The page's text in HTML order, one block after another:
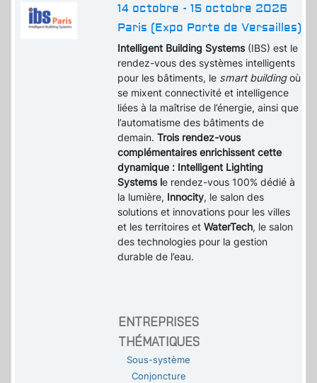
14 octobre - 15 octobre 2026
Paris (Expo Porte de Versailles)
Intelligent Building Systems(IBS) est le
rendez-vous des systèmes intelligents
pour les bâtiments, le smart buildingoù
se mixent connectivité et intelligence
liées à la maîtrise de l’énergie, ainsi que
l’automatisme des bâtiments de
demain.Trois rendez-vous
complémentaires enrichissent cette
dynamique : Intelligent Lighting
Systems le rendez-vous 100% dédié à
la lumière, Innocity, le salon des
solutions et innovations pour les villes
et les territoires etWaterTech, le salon
des technologies pour la gestion
durable de l’eau.
ENTREPRISES
THÉMATIQUES
Sous-système
Conjoncture